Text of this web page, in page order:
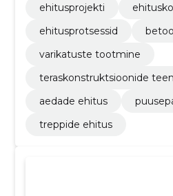
ehitusprojekti
ehitusprotsessid
varikatuste tootmine
teraskonstruktsioonide
aedade ehitus
treppide ehitus